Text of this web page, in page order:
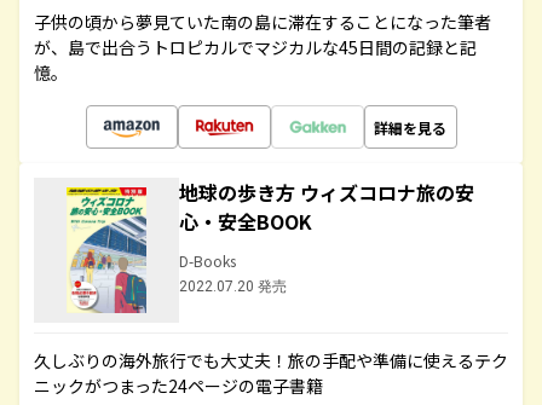
子供の頃から夢見ていた南の島に滞在することになった筆者
が、島で出合うトロピカルでマジカルな45日間の記録と記
憶。
詳細を見る
地球の歩き方 ウィズコロナ旅の安
心・安全BOOK
D-Books
2022.07.20 発売
久しぶりの海外旅行でも大丈夫！旅の手配や準備に使えるテク
ニックがつまった24ページの電子書籍